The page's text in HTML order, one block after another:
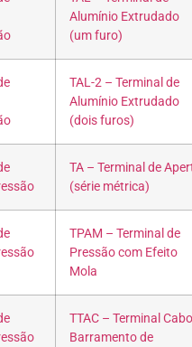
Alumínio Extrudado
(um furo)
TAL-2 – Terminal de
Alumínio Extrudado
(dois furos)
TA – Terminal de
(série métrica)
TPAM – Terminal de
Pressão com Efeito
Mola
TTAC – Terminal
Barramento de